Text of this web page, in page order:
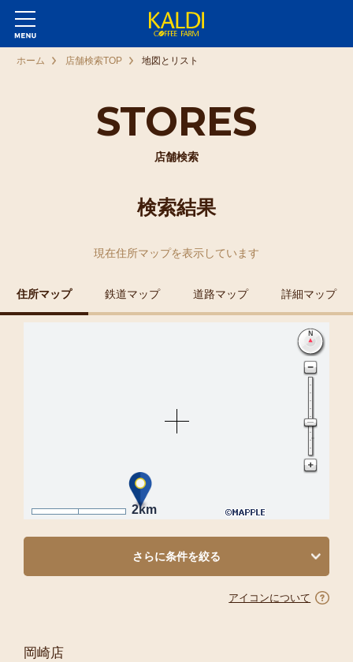
STORES
店舗検索
ホーム 店舗検索TOP 地図とリスト
検索結果
現在住所マップを表示しています
住所マップ 鉄道マップ 道路マップ 詳細マップ
2km
さらに条件を絞る
アイコンについて
岡崎店